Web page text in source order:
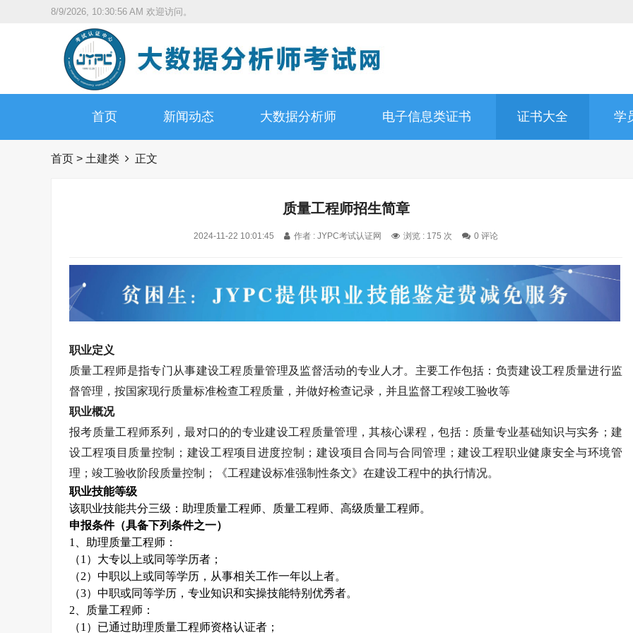
8/9/2026, 10:30:57 AM 欢迎访问。
首页 新闻动态 大数据分析师 电子信息类证书 证书大全 学
首页 > 土建类 正文
质量工程师招生简章
2024-11-22 10:01:45 作者 : JYPC考试认证网 浏览 : 175 次 0 评论
职业定义
质量工程师是指专门从事建设工程质量管理及监督活动的专业人才。主要工作包括：负责建设工程质量进行监
督管理，按国家现行质量标准检查工程质量，并做好检查记录，并且监督工程竣工验收等
职业概况
报考质量工程师系列，最对口的的专业建设工程质量管理，其核心课程，包括：质量专业基础知识与实务；建
设工程项目质量控制；建设工程项目进度控制；建设项目合同与合同管理；建设工程职业健康安全与环境管
理；竣工验收阶段质量控制；《工程建设标准强制性条文》在建设工程中的执行情况。
职业技能等级
该职业技能共分三级：助理质量工程师、质量工程师、高级质量工程师。
申报条件（具备下列条件之一）
1
、助理质量工程师：
（1 ）大专以上或同等学历者；
（2）中职以上或同等学历，从事相关工作一年以上者。
（3）中职或同等学历，专业知识和实操技能特别优秀者。
2 、质量工程师：
（1 ）已通过助理质量工程师资格认证者；